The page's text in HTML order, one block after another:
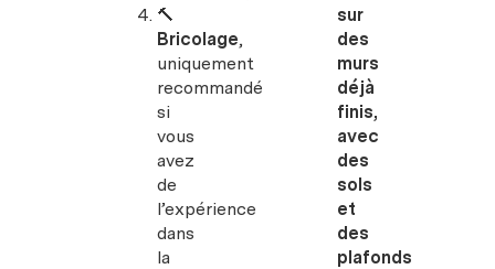
🔨
Bricolage,
uniquement
recommandé
si
vous
avez
de
l’expérience
dans
la
sur
des
murs
déjà
finis,
avec
des
sols
et
des
plafonds